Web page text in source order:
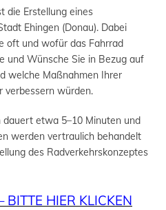
die Erstellung eines
Ehingen (Donau). Dabei
oft und wofür das Fahrrad
und Wünsche Sie in Bezug auf
welche Maßnahmen Ihrer
verbessern würden.
etwa 5–10 Minuten und
werden vertraulich behandelt
des Radverkehrskonzeptes
HIER KLICKEN